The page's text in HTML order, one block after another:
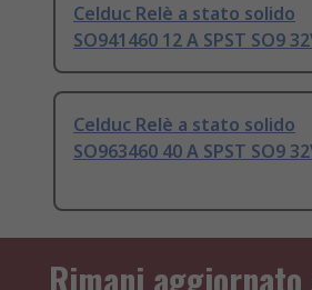
Celduc Relè a stato solido
SO941460 12 A SPST SO9
Celduc Relè a stato solido
SO963460 40 A SPST SO9
Rimani